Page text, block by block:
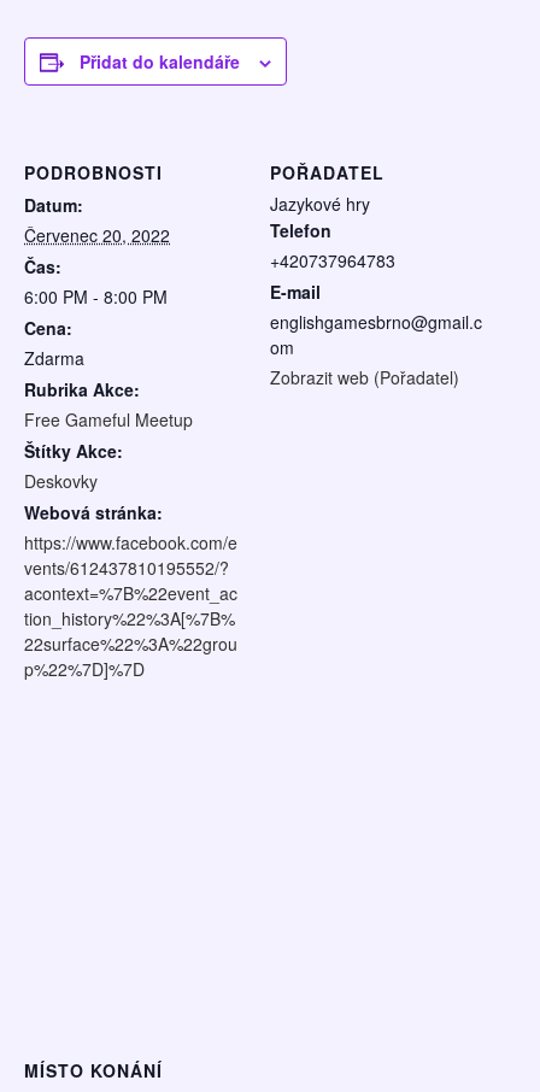
Přidat do kalendáře
PODROBNOSTI
Datum:
Červenec 20, 2022
Čas:
6:00 PM - 8:00 PM
Cena:
Zdarma
Rubrika Akce:
Free Gameful Meetup
Štítky Akce:
Deskovky
Webová stránka:
https://www.facebook.com/e
vents/612437810195552/?
acontext=%7B%22event_ac
tion_history%22%3A[%7B%
22surface%22%3A%22grou
p%22%7D]%7D
POŘADATEL
Jazykové hry
Telefon
+420737964783
E-mail
englishgamesbrno@gmail.c
om
Zobrazit web (Pořadatel)
MÍSTO KONÁNÍ